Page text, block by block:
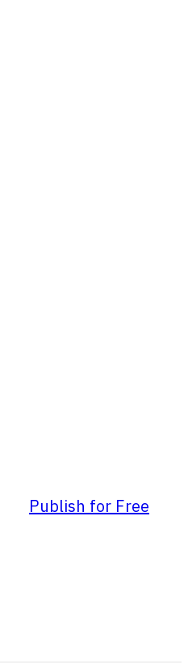
Publish for Free